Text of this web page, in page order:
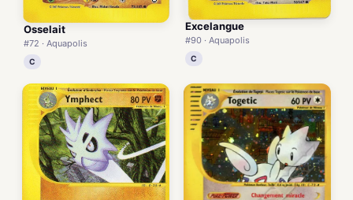
Osselait
#72 · Aquapolis
C
Excelangue
#90 · Aquapolis
C